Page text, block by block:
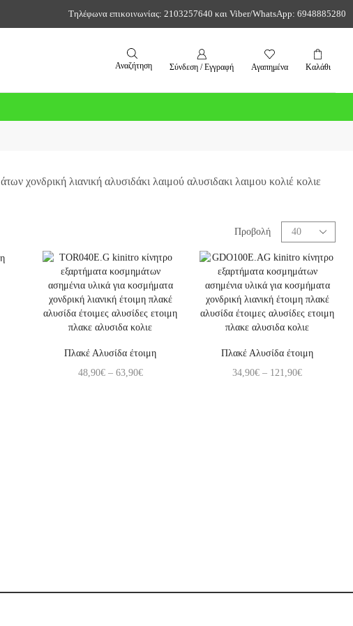
Τηλέφωνα επικοινωνίας: 2103257640 και Viber/WhatsApp: 6948885280
Αναζήτηση Σύνδεση / Εγγραφή Αγαπημένα Καλάθι
Προβολή
Πλακέ Αλυσίδα έτοιμη
48,90€ – 63,90€
Πλακέ Αλυσίδα έτοιμη
34,90€ – 121,90€